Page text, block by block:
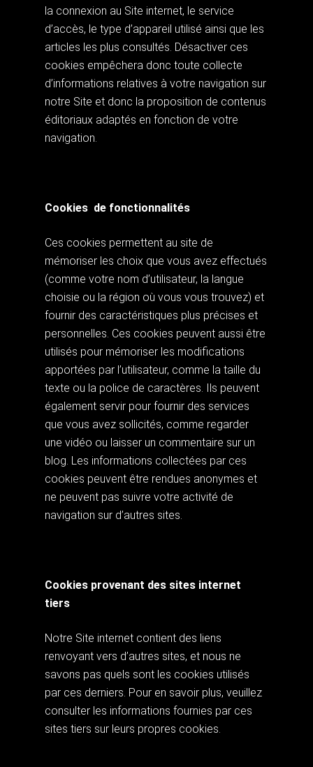
la connexion au Site internet, le service
d’accès, le type d’appareil utilisé ainsi que les
articles les plus consultés. Désactiver ces
cookies empêchera donc toute collecte
d’informations relatives à votre navigation sur
notre Site et donc la proposition de contenus
éditoriaux adaptés en fonction de votre
navigation.
Cookies de fonctionnalités
Ces cookies permettent au site de
mémoriser les choix que vous avez effectués
(comme votre nom d’utilisateur, la langue
choisie ou la région où vous vous trouvez) et
fournir des caractéristiques plus précises et
personnelles. Ces cookies peuvent aussi être
utilisés pour mémoriser les modifications
apportées par l’utilisateur, comme la taille du
texte ou la police de caractères. Ils peuvent
également servir pour fournir des services
que vous avez sollicités, comme regarder
une vidéo ou laisser un commentaire sur un
blog. Les informations collectées par ces
cookies peuvent être rendues anonymes et
ne peuvent pas suivre votre activité de
navigation sur d’autres sites.
Cookies provenant des sites internet
tiers
Notre Site internet contient des liens
renvoyant vers d’autres sites, et nous ne
savons pas quels sont les cookies utilisés
par ces derniers. Pour en savoir plus, veuillez
consulter les informations fournies par ces
sites tiers sur leurs propres cookies.